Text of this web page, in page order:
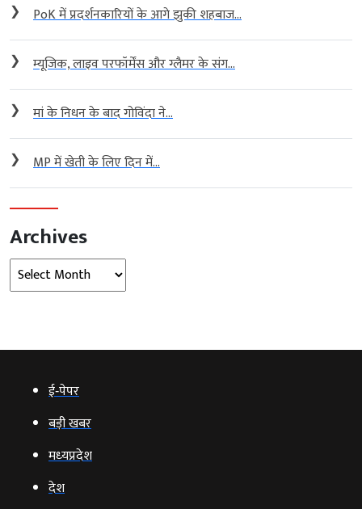
❯ PoK में प्रदर्शनकारियों के आगे झुकी शहबाज...
❯ म्यूजिक, लाइव परफॉर्मेंस और ग्लैमर के संग...
❯ मां के निधन के बाद गोविंदा ने...
❯ MP में खेती के लिए दिन में...
Archives
Archives
ई‑पेपर
बड़ी खबर
मध्‍यप्रदेश
देश